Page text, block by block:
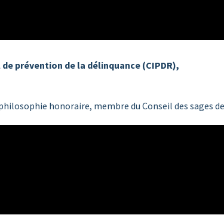
prévention de la délinquance (CIPDR),
honoraire, membre du Conseil des sages